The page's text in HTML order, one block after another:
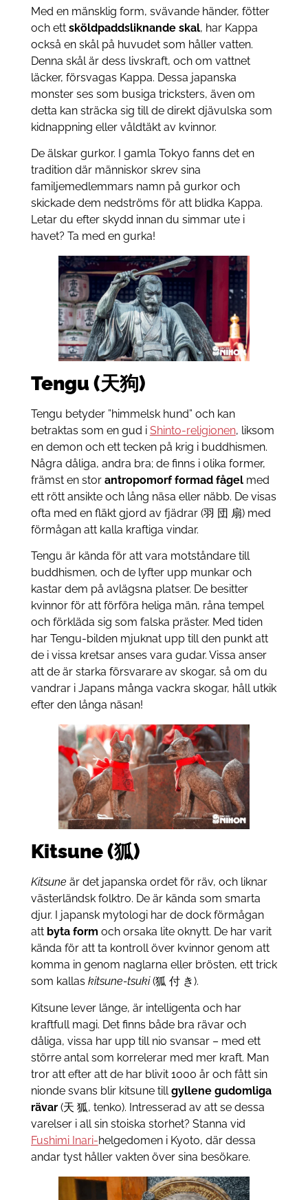
Med en mänsklig form, svävande händer, fötter
och ett sköldpaddsliknande skal, har Kappa
också en skål på huvudet som håller vatten.
Denna skål är dess livskraft, och om vattnet
läcker, försvagas Kappa. Dessa japanska
monster ses som busiga tricksters, även om
detta kan sträcka sig till de direkt djävulska som
kidnappning eller våldtäkt av kvinnor.
De älskar gurkor. I gamla Tokyo fanns det en
tradition där människor skrev sina
familjemedlemmars namn på gurkor och
skickade dem nedströms för att blidka Kappa.
Letar du efter skydd innan du simmar ute i
havet? Ta med en gurka!
Tengu (天狗)
Tengu betyder ”himmelsk hund” och kan
betraktas som en gud i Shinto-religionen, liksom
en demon och ett tecken på krig i buddhismen.
Några dåliga, andra bra; de finns i olika former,
främst en stor antropomorf formad fågel med
ett rött ansikte och lång näsa eller näbb. De visas
ofta med en fläkt gjord av fjädrar (羽 団 扇) med
förmågan att kalla kraftiga vindar.
Tengu är kända för att vara motståndare till
buddhismen, och de lyfter upp munkar och
kastar dem på avlägsna platser. De besitter
kvinnor för att förföra heliga män, råna tempel
och förkläda sig som falska präster. Med tiden
har Tengu-bilden mjuknat upp till den punkt att
de i vissa kretsar anses vara gudar. Vissa anser
att de är starka försvarare av skogar, så om du
vandrar i Japans många vackra skogar, håll utkik
efter den långa näsan!
Kitsune (狐)
Kitsune är det japanska ordet för räv, och liknar
västerländsk folktro. De är kända som smarta
djur. I japansk mytologi har de dock förmågan
att byta form och orsaka lite oknytt. De har varit
kända för att ta kontroll över kvinnor genom att
komma in genom naglarna eller brösten, ett trick
som kallas kitsune-tsuki(狐 付 き).
Kitsune lever länge, är intelligenta och har
kraftfull magi. Det finns både bra rävar och
dåliga, vissa har upp till nio svansar – med ett
större antal som korrelerar med mer kraft. Man
tror att efter att de har blivit 1000 år och fått sin
nionde svans blir kitsune till gyllene gudomliga
rävar(天 狐, tenko). Intresserad av att se dessa
varelser i all sin stoiska storhet? Stanna vid
Fushimi Inari-helgedomen i Kyoto, där dessa
andar tyst håller vakten över sina besökare.